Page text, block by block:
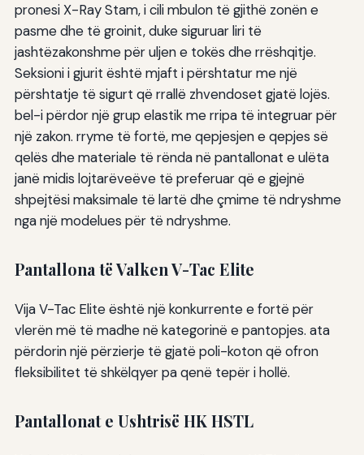
pronesi X-Ray Stam, i cili mbulon të gjithë zonën e
pasme dhe të groinit, duke siguruar liri të
jashtëzakonshme për uljen e tokës dhe rrëshqitje.
Seksioni i gjurit është mjaft i përshtatur me një
përshtatje të sigurt që rrallë zhvendoset gjatë lojës.
bel-i përdor një grup elastik me rripa të integruar për
një zakon. rryme të fortë, me qepjesjen e qepjes së
qelës dhe materiale të rënda në pantallonat e ulëta
janë midis lojtarëveëve të preferuar që e gjejnë
shpejtësi maksimale të lartë dhe çmime të ndryshme
nga një modelues për të ndryshme.
Pantallona të Valken V-Tac Elite
Vija V-Tac Elite është një konkurrente e fortë për
vlerën më të madhe në kategorinë e pantopjes. ata
përdorin një përzierje të gjatë poli-koton që ofron
fleksibilitet të shkëlqyer pa qenë tepër i hollë.
Pantallonat e Ushtrisë HK HSTL